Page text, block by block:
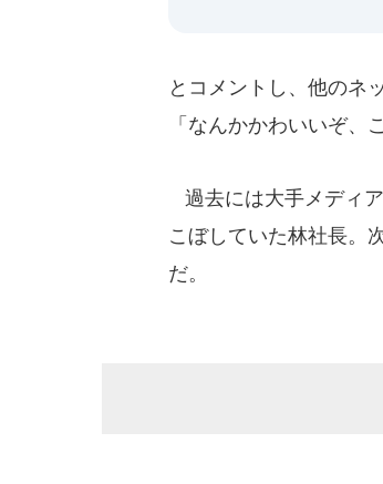
とコメントし、他のネ
「なんかかわいいぞ、
過去には大手メディ
こぼしていた林社長。
だ。